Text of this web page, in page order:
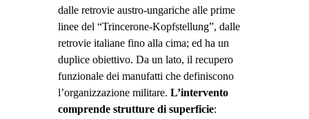
dalle retrovie austro-ungariche alle prime
linee del “Trincerone-Kopfstellung”, dalle
retrovie italiane fino alla cima; ed ha un
duplice obiettivo. Da un lato, il recupero
funzionale dei manufatti che definiscono
l’organizzazione militare. L’intervento
comprende strutture di superficie: